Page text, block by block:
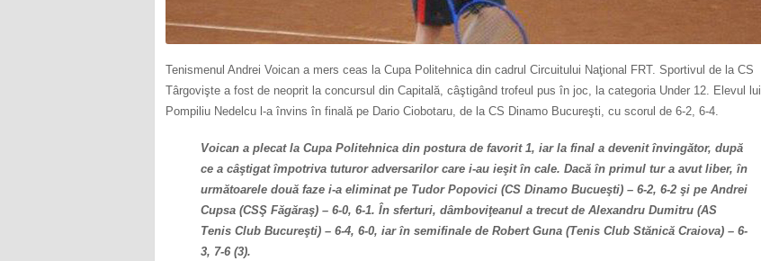
Tenismenul Andrei Voican a mers ceas la Cupa Politehnica din cadrul Circuitului Naţional FRT. Sportivul de la CS
Târgovişte a fost de neoprit la concursul din Capitală, câştigând trofeul pus în joc, la categoria Under 12. Elevul lui
Pompiliu Nedelcu l-a învins în finală pe Dario Ciobotaru, de la CS Dinamo Bucureşti, cu scorul de 6-2, 6-4.
Voican a plecat la Cupa Politehnica din postura de favorit 1, iar la final a devenit învingător, după
ce a câştigat împotriva tuturor adversarilor care i-au ieşit în cale. Dacă în primul tur a avut liber, în
următoarele două faze i-a eliminat pe Tudor Popovici (CS Dinamo Bucueşti) – 6-2, 6-2 şi pe Andrei
Cupsa (CSŞ Făgăraş) – 6-0, 6-1. În sferturi, dâmboviţeanul a trecut de Alexandru Dumitru (AS
Tenis Club Bucureşti) – 6-4, 6-0, iar în semifinale de Robert Guna (Tenis Club Stănică Craiova) – 6-
3, 7-6 (3).